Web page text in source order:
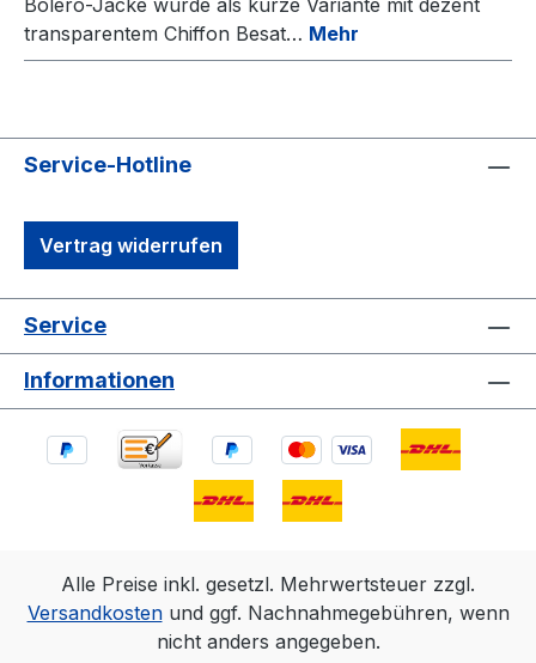
Bolero-Jacke wurde als kurze Variante mit dezent
transparentem Chiffon Besat… Mehr
Service-Hotline
Vertrag widerrufen
Service
Informationen
Alle Preise inkl. gesetzl. Mehrwertsteuer zzgl.
Versandkostenund ggf. Nachnahmegebühren, wenn
nicht anders angegeben.